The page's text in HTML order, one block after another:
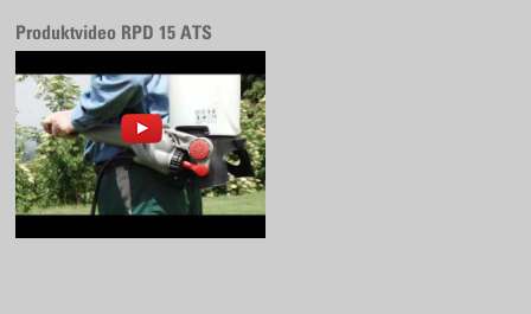
Produktvideo RPD 15 ATS